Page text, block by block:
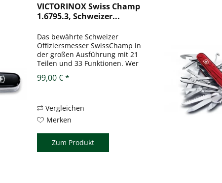
VICTORINOX Swiss Champ
1.6795.3, Schweizer...
Das bewährte Schweizer
Offiziersmesser SwissChamp in
der großen Ausführung mit 21
Teilen und 33 Funktionen. Wer
als das letzte Wahlversprechen
Selbstverständlich in...
99,00 € *
Vergleichen
Merken
Zum Produkt